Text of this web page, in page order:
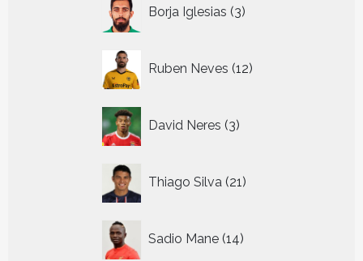
Borja Iglesias 3
producten
Ruben Neves 12
producten
David Neres 3
producten
Thiago Silva 21
producten
Sadio Mane 14
producten